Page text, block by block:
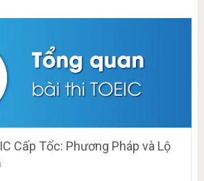
Cấp Tốc: Phương Pháp và Lộ